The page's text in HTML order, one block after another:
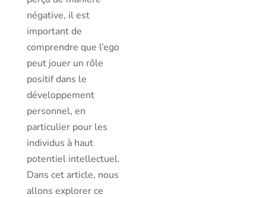
négative, il est
important de
comprendre que l’ego
peut jouer un rôle
positif dans le
développement
personnel, en
particulier pour les
individus à haut
potentiel intellectuel.
Dans cet article, nous
allons explorer ce